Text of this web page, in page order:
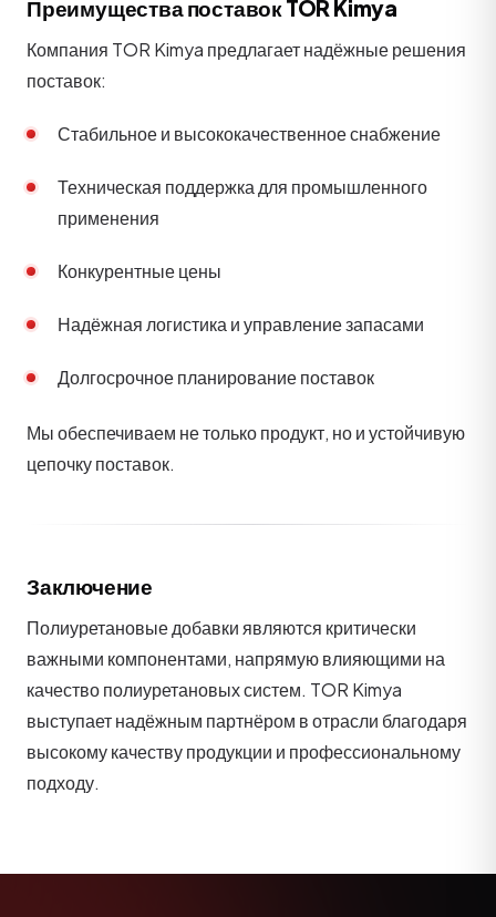
Преимущества поставок TOR Kimya
Компания TOR Kimya предлагает надёжные решения
поставок:
Стабильное и высококачественное снабжение
Техническая поддержка для промышленного
применения
Конкурентные цены
Надёжная логистика и управление запасами
Долгосрочное планирование поставок
Мы обеспечиваем не только продукт, но и устойчивую
цепочку поставок.
Заключение
Полиуретановые добавки являются критически
важными компонентами, напрямую влияющими на
качество полиуретановых систем. TOR Kimya
выступает надёжным партнёром в отрасли благодаря
высокому качеству продукции и профессиональному
подходу.